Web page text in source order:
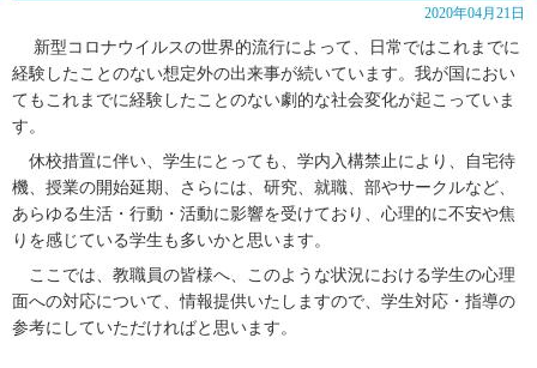
2020年04月21日
新型コロナウイルスの世界的流行によって、日常ではこれまでに
経験したことのない想定外の出来事が続いています。我が国におい
てもこれまでに経験したことのない劇的な社会変化が起こっていま
す。
休校措置に伴い、学生にとっても、学内入構禁止により、自宅待
機、授業の開始延期、さらには、研究、就職、部やサークルなど、
あらゆる生活・行動・活動に影響を受けており、心理的に不安や焦
りを感じている学生も多いかと思います。
ここでは、教職員の皆様へ、このような状況における学生の心理
面への対応について、情報提供いたしますので、学生対応・指導の
参考にしていただければと思います。